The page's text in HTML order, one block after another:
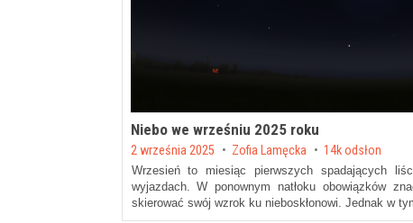
Niebo we wrześniu 2025 roku
Posted on
2 września 2025 by Zofia Lamęcka 14k odsłon
Wrzesień to miesiąc pierwszych spadających
wyjazdach. W ponownym natłoku obowiązków
skierować swój wzrok ku nieboskłonowi. Jednak w